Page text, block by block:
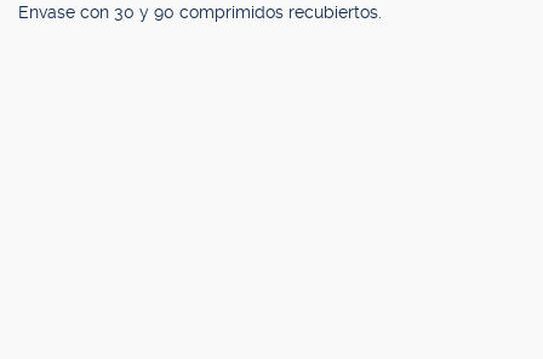
Envase con 30 y 90 comprimidos recubiertos.